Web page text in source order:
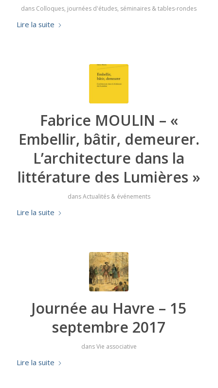
dans Colloques, journées d'études, séminaires & tables-rondes
Lire la suite
Fabrice MOULIN – «
Embellir, bâtir, demeurer.
L’architecture dans la
littérature des Lumières »
dansActualités & événements
Lire la suite
Journée au Havre – 15
septembre 2017
dansVie associative
Lire la suite